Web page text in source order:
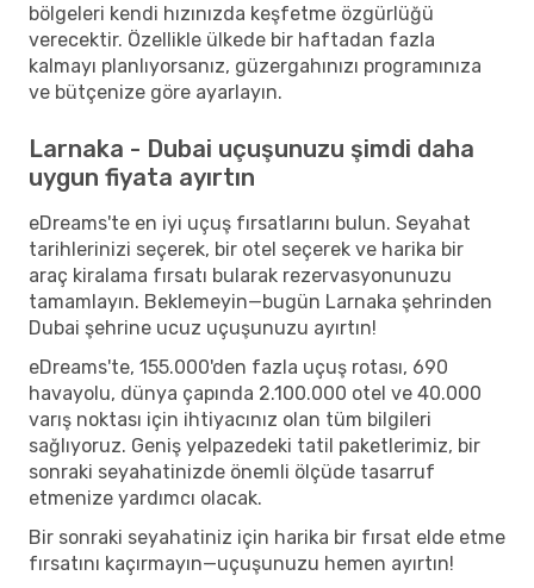
bölgeleri kendi hızınızda keşfetme özgürlüğü
verecektir. Özellikle ülkede bir haftadan fazla
kalmayı planlıyorsanız, güzergahınızı programınıza
ve bütçenize göre ayarlayın.
Larnaka - Dubai uçuşunuzu şimdi daha
uygun fiyata ayırtın
eDreams'te en iyi uçuş fırsatlarını bulun. Seyahat
tarihlerinizi seçerek, bir otel seçerek ve harika bir
araç kiralama fırsatı bularak rezervasyonunuzu
tamamlayın. Beklemeyin—bugün Larnaka şehrinden
Dubai şehrine ucuz uçuşunuzu ayırtın!
eDreams'te, 155.000'den fazla uçuş rotası, 690
havayolu, dünya çapında 2.100.000 otel ve 40.000
varış noktası için ihtiyacınız olan tüm bilgileri
sağlıyoruz. Geniş yelpazedeki tatil paketlerimiz, bir
sonraki seyahatinizde önemli ölçüde tasarruf
etmenize yardımcı olacak.
Bir sonraki seyahatiniz için harika bir fırsat elde etme
fırsatını kaçırmayın—uçuşunuzu hemen ayırtın!